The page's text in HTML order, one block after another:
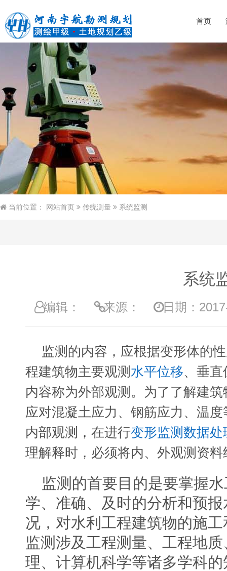
首页
当前位置： 网站首页 传统测量 系统监测
系统
编辑： 来源： 日期：
监测的内容，应根据变形体的
程建筑物主要观测 水平位移、垂
内容称为外部观测。为了了解建
应对混凝土应力、钢筋应力、温
内部观测，在进行变形监测数据处
理解释时，必须将内、外观测资
监测的首要目的是要掌握
学、准确、及时的分析和预
况，对水利工程建筑物的施
监测涉及工程测量、工程地
理、计算机科学等诸多学科